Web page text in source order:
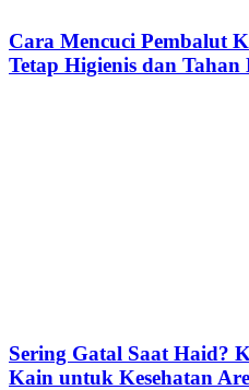
Cara Mencuci Pembalut
Tetap Higienis dan Tahan
Sering Gatal Saat Haid?
Kain untuk Kesehatan